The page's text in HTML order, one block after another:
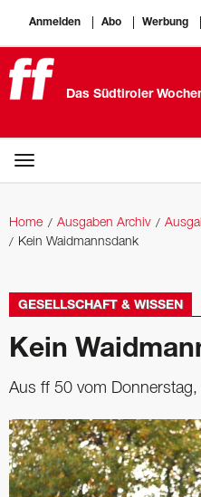
Anmelden Abo Werbung
Das Südtiroler
Home Ausgaben Archiv
Kein Waidmannsdank
GESELLSCHAFT & WISSEN
Kein
Aus ff 50 vom